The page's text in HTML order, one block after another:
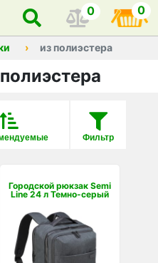
0 0
из полиэстера
Фильтр
Городской рюкзак Semi
Line 24 л Темно-серый